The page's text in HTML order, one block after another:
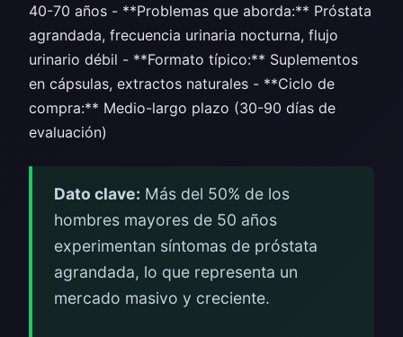
40-70 años - **Problemas que aborda:** Próstata
agrandada, frecuencia urinaria nocturna, flujo
urinario débil - **Formato típico:** Suplementos
en cápsulas, extractos naturales - **Ciclo de
compra:** Medio-largo plazo (30-90 días de
evaluación)
Dato clave: Más del 50% de los
hombres mayores de 50 años
experimentan síntomas de próstata
agrandada, lo que representa un
mercado masivo y creciente.